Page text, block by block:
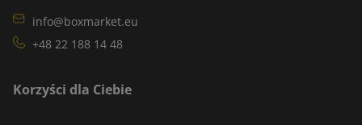
info@boxmarket.eu
+48 22 188 14 48
Korzyści dla Ciebie